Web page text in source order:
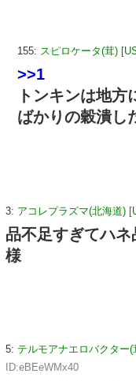
155: スピロケータ(茸)
>>1
トンキンは地
ばかりの穀潰し
3: アコレプラズマ(北海道)
品不足すぎてハ
様
5: テルモアナエロバクター(
ID:eBEeWMx40